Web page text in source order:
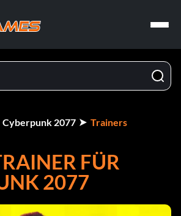
Cyberpunk 2077 Trainers
FÜR
2077